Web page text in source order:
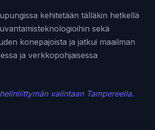
kehitetään tälläkin hetkellä
sekä
konepajoista ja jatkui maailman
ja verkkopohjaisessa
valintaan Tampereella.